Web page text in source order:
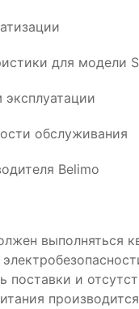
для модели
обслуживания
Belimo
выполняться
поставки и